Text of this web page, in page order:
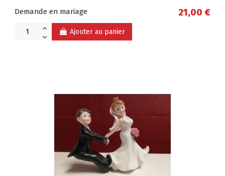
Demande en mariage 21,00 €
Ajouter au panier